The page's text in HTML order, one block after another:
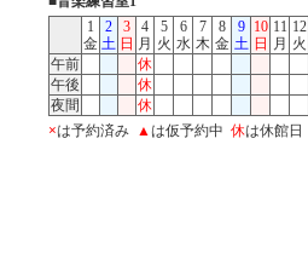
1
金
2
土
3
日
4
月
5
火
6
水
7
木
8
金
9
土
10
日
11
月
12
火
午前
休
午後
休
夜間
休
×は予約済み ▲は仮予約中 休は休館日